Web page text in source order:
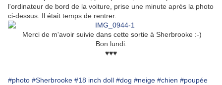
l'ordinateur de bord de la voiture, prise une minute après la photo
ci-dessus. Il était temps de rentrer.
Merci de m'avoir suivie dans cette sortie à Sherbrooke :-)
Bon lundi.
♥♥♥
#photo #Sherbrooke #18 inch doll #dog #neige #chien #poupée